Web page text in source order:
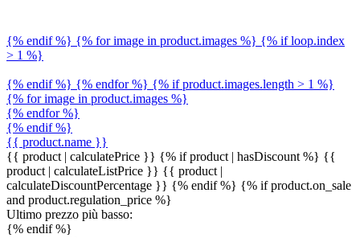
{% endif %} {% for image in product.images %} {% if loop.index
> 1 %}
{% endif %} {% endfor %} {% if product.images.length > 1 %}
{% for image in product.images %}
{% endfor %}
{% endif %}
{{ product.name }}
{{ product | calculatePrice }} {% if product | hasDiscount %} {{
product | calculateListPrice }} {{ product |
calculateDiscountPercentage }} {% endif %} {% if product.on_sale
and product.regulation_price %}
Ultimo prezzo più basso:
{% endif %}